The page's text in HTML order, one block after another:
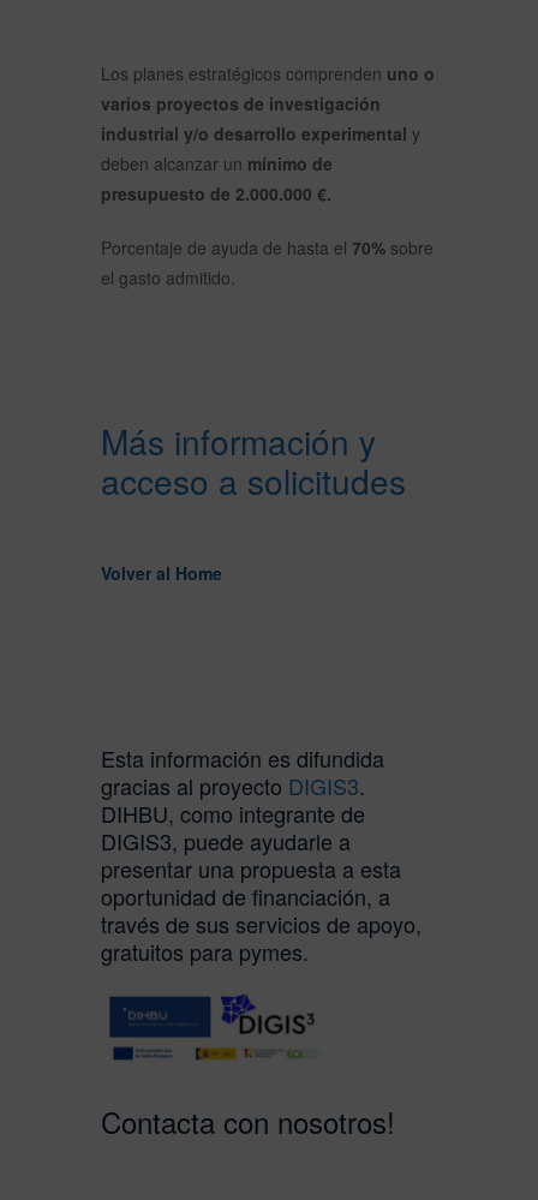
Los planes estratégicos comprenden uno o
varios proyectos de investigación
industrial y/o desarrollo experimental y
deben alcanzar un mínimo de
presupuesto de 2.000.000 €.
Porcentaje de ayuda de hasta el 70% sobre
el gasto admitido.
Más información y
acceso a solicitudes
Volver al Home
Esta información es difundida
gracias al proyecto DIGIS3.
DIHBU, como integrante de
DIGIS3, puede ayudarle a
presentar una propuesta a esta
oportunidad de financiación, a
través de sus servicios de apoyo,
gratuitos para pymes.
Contacta con nosotros!